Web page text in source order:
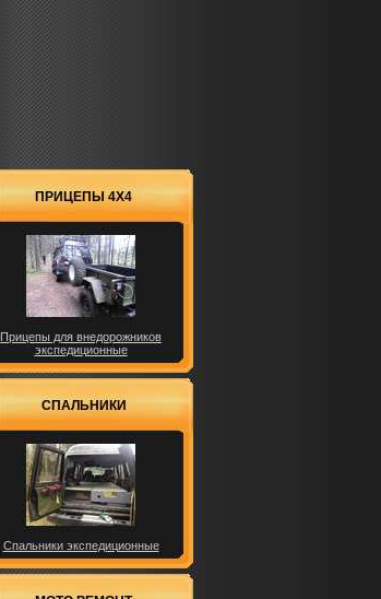
ПРИЦЕПЫ 4X4
Прицепы для внедорожников
экспедиционные
СПАЛЬНИКИ
Спальники экспедиционные